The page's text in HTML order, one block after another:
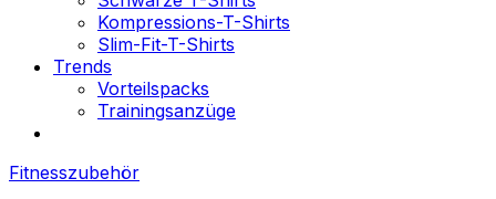
Kompressions-T-Shirts
Slim-Fit-T-Shirts
Trends
Vorteilspacks
Trainingsanzüge
Fitnesszubehör